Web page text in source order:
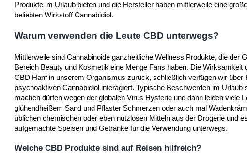
Produkte im Urlaub bieten und die Hersteller haben mittlerweile eine
beliebten Wirkstoff Cannabidiol.
Warum verwenden die Leute CBD unterwegs?
Mittlerweile sind Cannabinoide ganzheitliche Wellness Produkte, die der
Bereich Beauty und Kosmetik eine Menge Fans haben. Die
CBD Hanf in unserem Organismus zurück, schließlich verfügen wir
psychoaktiven Cannabidiol interagiert. Typische Beschwerden im
machen dürfen wegen der globalen Virus Hysterie und dann leiden viele
glühendheißem Sand und Pflaster Schmerzen oder auch mal
üblichen chemischen oder eben nutzlosen Mitteln aus der Drogerie und
aufgemachte Speisen und Getränke für die Verwendung unterwegs.
Welche CBD Produkte sind auf Reisen hilfreich?